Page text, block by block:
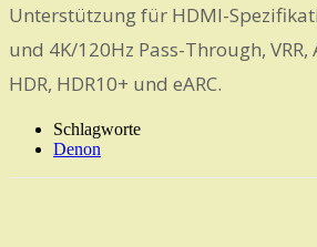
Unterstützung für HDMI-
und 4K/120Hz Pass-Through, VRR,
HDR, HDR10+ und eARC.
Schlagworte
Denon